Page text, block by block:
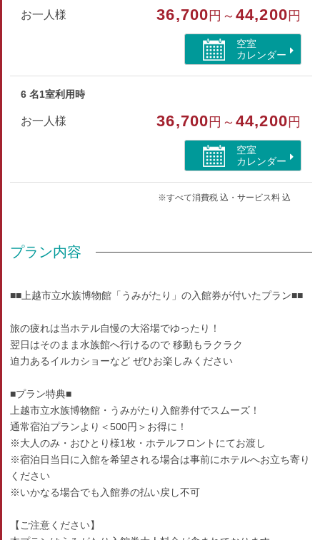
部屋特徴
トイレ/禁煙/インターネットができる部屋/洗浄機付トイ
お一人様 36,700 円～44,200 円
空室
カレンダー
6 名1室利用時
お一人様 36,700 円～44,200 円
空室
カレンダー
※すべて消費税 込・サービス料 込
プラン内容
■■上越市立水族博物館「うみがたり」の入館券が付いたプラン■■
旅の疲れは当ホテル自慢の大浴場でゆったり！
翌日はそのまま水族館へ行けるので 移動もラクラク
迫力あるイルカショーなど ぜひお楽しみください
■プラン特典■
上越市立水族博物館・うみがたり入館券付でスムーズ！
通常宿泊プランより＜500円＞お得に！
※大人のみ・おひとり様1枚・ホテルフロントにてお渡し
※宿泊日当日に入館を希望される場合は事前にホテルへお立ち寄り
ください
※いかなる場合でも入館券の払い戻し不可
【ご注意ください】